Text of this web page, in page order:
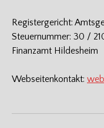
Registergericht:
Steuernummer: 30 /
Finanzamt Hildesheim
Webseitenkontakt: